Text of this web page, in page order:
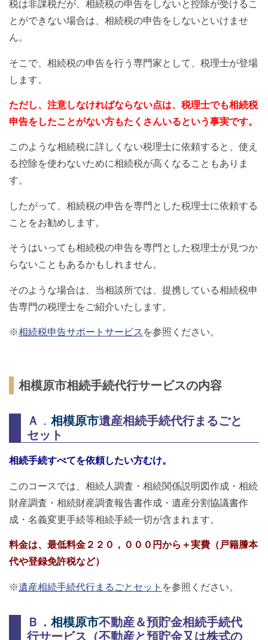
税は非課税だが、相続税の申告をしないと控除が受けるこ
とができない場合は、相続税の申告をしないといけませ
ん。
そこで、相続税の申告を行う専門家として、税理士が登場
します。
ただし、注意しなければならない点は、税理士でも相続税
申告をしたことがない方もたくさんいるという事実です。
このような相続税に詳しくない税理士に依頼すると、使え
る控除を使わないために相続税が高くなることもありま
す。
したがって、相続税の申告を専門とした税理士に依頼する
ことをお勧めします。
そうはいっても相続税の申告を専門とした税理士が見つか
らないこともあるかもしれません。
そのような場合は、当相談所では、提携している相続税申
告専門の税理士をご紹介いたします。
※相続税申告サポートサービス を参照ください。
相模原市相続手続代行サービスの内容
Ａ ． 相模原市遺産相続手続代行まるごと
セット
相続手続すべてを依頼したい方むけ。
このコースでは、相続人調査・相続関係説明図作成・相続
財産調査・相続財産調査報告書作成・遺産分割協議書作
成・名義変更手続等相続手続一切が含まれます。
料金は、最低料金２２０，０００円から＋実費（戸籍謄本
代や登録免許税など）
※遺産相続手続代行まるごとセット を参照ください。
Ｂ． 相模原市不動産＆預貯金相続手続代
行サービス（不動産と預貯金又は株式の